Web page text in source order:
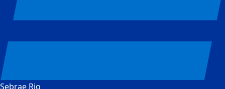
Sebrae Rio